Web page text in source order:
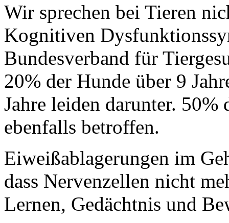
Wir sprechen bei Tieren
Kognitiven
Bundesverband für
20% der Hunde über 9
Jahre leiden darunter. 50%
ebenfalls betroffen.
Eiweißablagerungen im
dass Nervenzellen nicht
Lernen, Gedächtnis und